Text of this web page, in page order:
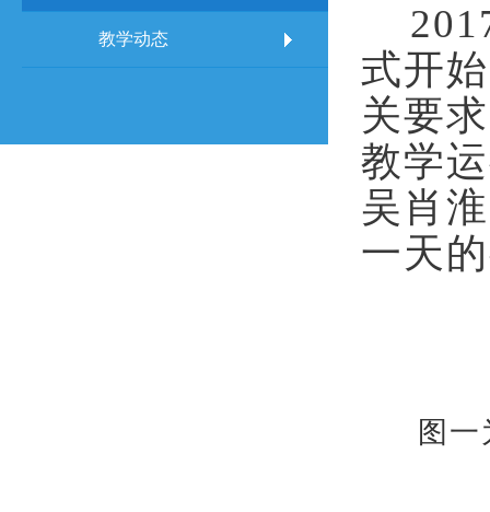
教学动态
式开
关要
教学
吴肖
一天
图